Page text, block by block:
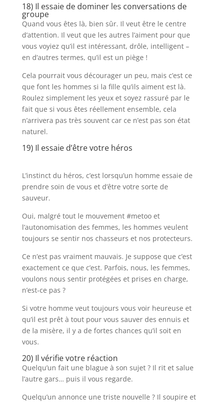
18) Il essaie de dominer les conversations de
groupe
Quand vous êtes là, bien sûr. Il veut être le centre
d’attention. Il veut que les autres l’aiment pour que
vous voyiez qu’il est intéressant, drôle, intelligent – ​​
en d’autres termes, qu’il est un piège !
Cela pourrait vous décourager un peu, mais c’est ce
que font les hommes si la fille qu’ils aiment est là.
Roulez simplement les yeux et soyez rassuré par le
fait que si vous êtes réellement ensemble, cela
n’arrivera pas très souvent car ce n’est pas son état
naturel.
19) Il essaie d’être votre héros
L’instinct du héros, c’est lorsqu’un homme essaie de
prendre soin de vous et d’être votre sorte de
sauveur.
Oui, malgré tout le mouvement #metoo et
l’autonomisation des femmes, les hommes veulent
toujours se sentir nos chasseurs et nos protecteurs.
Ce n’est pas vraiment mauvais. Je suppose que c’est
exactement ce que c’est. Parfois, nous, les femmes,
voulons nous sentir protégées et prises en charge,
n’est-ce pas ?
Si votre homme veut toujours vous voir heureuse et
qu’il est prêt à tout pour vous sauver des ennuis et
de la misère, il y a de fortes chances qu’il soit en
vous.
20) Il vérifie votre réaction
Quelqu’un fait une blague à son sujet ? Il rit et salue
l’autre gars… puis il vous regarde.
Quelqu’un annonce une triste nouvelle ? Il soupire et